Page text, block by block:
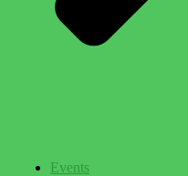
Events